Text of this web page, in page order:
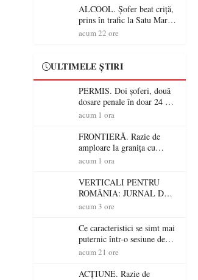
șoferi fără permis într-o
singură zi
ALCOOL. Șofer beat criță,
prins în trafic la Satu Mare!
Alcoolemie uriașă
acum 22 ore
ULTIMELE ȘTIRI
PERMIS. Doi șoferi, două
dosare penale în doar 24 de
ore la Petea! Unul avea
nu a avut niciodată permis
acum 1 ora
FRONTIERĂ. Razie de
amploare la granița cu
Ungaria! 800 de persoane și
verificate
acum 1 ora
VERTICALI PENTRU
ROMÂNIA: JURNAL DE
CĂLĂTORIE FIJET
acum 3 ore
Ce caracteristici se simt mai
puternic într-o sesiune de
distracție la sloturi online:
RTP?
acum 21 ore
ACȚIUNE. Razie de